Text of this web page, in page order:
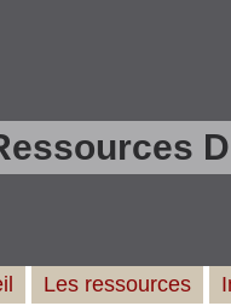
Les ressources